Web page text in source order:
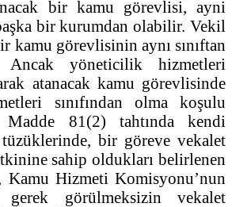
bir kamu görevlisi, ayni
bir kurumdan olabilir. Vekil
kamu görevlisinin aynı sınıftan
Ancak yöneticilik hizmetleri
atanacak kamu görevlisinde
sınıfından olma koşulu
Madde 81(2) tahtında kendi
bir göreve vekalet
sahip oldukları belirlenen
Hizmeti Komisyonu’nun
gerek görülmeksizin vekalet